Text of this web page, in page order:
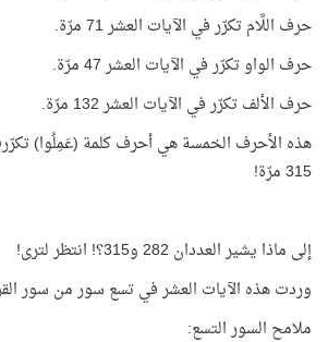
حرف اللَّام تكرّر في الآيات العشر 71 مرّة.
حرف الواو تكرّر في الآيات العشر 47 مرّة.
حرف الألف تكرّر في الآيات العشر 132 مرّة.
هذه الأحرف الخمسة هي أحرف كلمة (عَمِلُوا)
315 مرّة!
إلى ماذا يشير العددان 282 و315؟! انتظر لترى!
وردت هذه الآيات العشر في تسع سور من سور
ملامح السور التسع: